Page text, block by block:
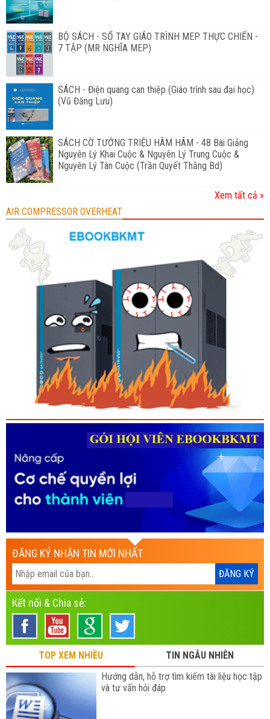
BỘ SÁCH - SỔ TAY GIÁO TRÌNH MEP THỰC CHIẾN -
7 TẬP (MR NGHĨA MEP)
SÁCH - Điện quang can thiệp (Giáo trình sau đại học)
(Vũ Đăng Lưu)
SÁCH CỜ TƯỚNG TRIỆU HÂM HÂM - 48 Bài Giảng
Nguyên Lý Khai Cuộc & Nguyên Lý Trung Cuộc &
Nguyên Lý Tàn Cuộc (Trần Quyết Thắng Bd)
Xem tất cả »
AIR COMPRESSOR OVERHEAT
ĐĂNG KÝ NHẬN TIN MỚI NHẤT
Kết nối & Chia sẻ:
TOP XEM NHIỀU
TIN NGẪU NHIÊN
Hướng dẫn, hỗ trợ tìm kiếm tài liệu học tập
và tư vấn hỏi đáp